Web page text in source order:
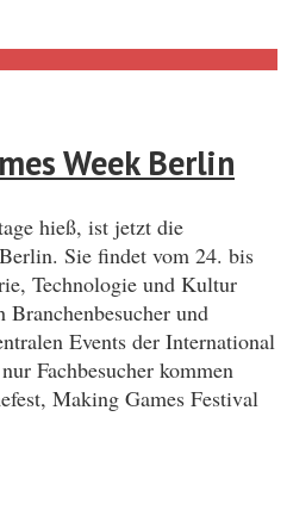
Week Berlin
hieß, ist jetzt die
Sie findet vom 24. bis
Technologie und Kultur
Branchenbesucher und
Events der International
Fachbesucher kommen
Making Games Festival